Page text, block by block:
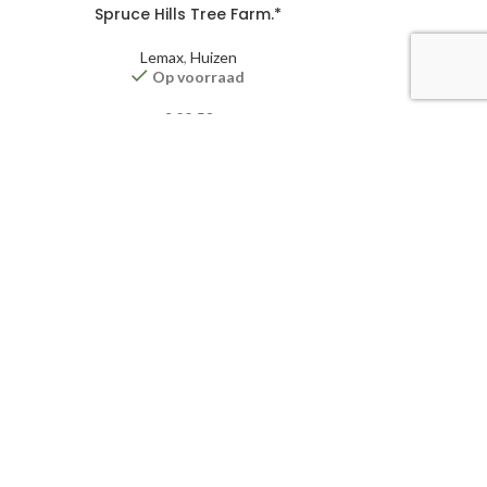
Spruce Hills Tree Farm.*
Lemax, Huizen
Op voorraad
€ 22,50